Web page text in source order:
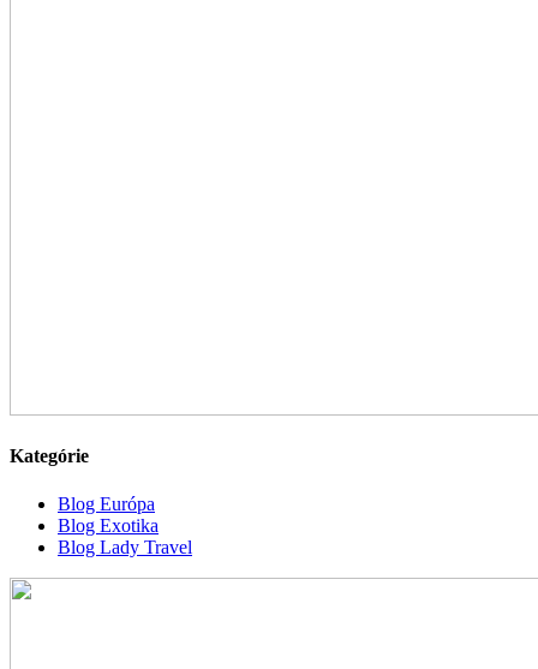
Kategórie
Blog Európa
Blog Exotika
Blog Lady Travel